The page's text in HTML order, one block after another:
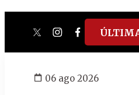
twitterinstagram
facebook
tiktok
06 ago 2026